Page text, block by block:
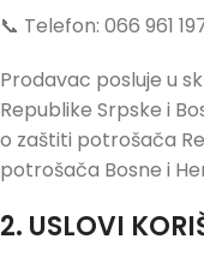
📞 Telefon: 066 961
Prodavac posluje u
Republike Srpske i
o zaštiti potrošača
potrošača Bosne i
2. USLOVI